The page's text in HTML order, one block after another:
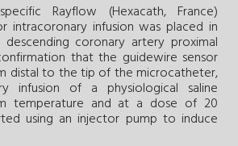
Rayflow (Hexacath, France)
intracoronary infusion was placed in
coronary artery proximal
that the guidewire sensor
distal to the tip of the microcatheter,
infusion of a physiological saline
temperature and at a dose of 20
using an injector pump to induce